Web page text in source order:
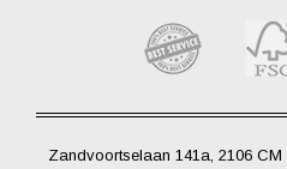
Zandvoortselaan 141a, 2106 CM